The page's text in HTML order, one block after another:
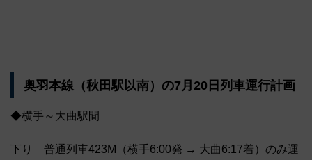
奥羽本線（秋田駅以南）の7月20日列車運行計画
◆横手～大曲駅間
下り 普通列車423M（横手6:00発 → 大曲6:17着）のみ運